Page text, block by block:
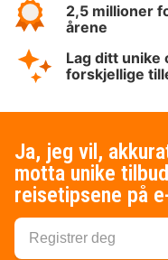
2,5 millioner
årene
Lag ditt unike
forskjellige
Ja, jeg vil,
motta unike
reisetipsene på